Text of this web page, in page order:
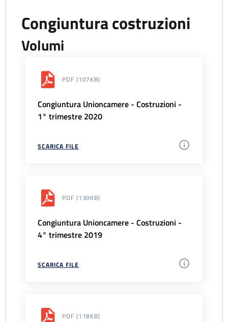
Congiuntura costruzioni
Volumi
PDF (107KB)
Congiuntura Unioncamere - Costruzioni -
1° trimestre 2020
SCARICA FILE
PDF (130KB)
Congiuntura Unioncamere - Costruzioni -
4° trimestre 2019
SCARICA FILE
PDF (118KB)